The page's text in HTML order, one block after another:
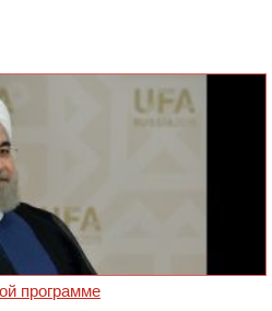
программе